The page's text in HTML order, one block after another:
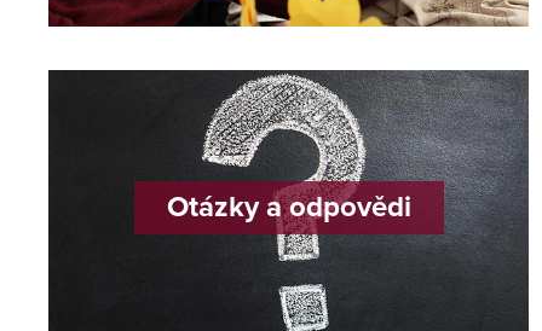
Otázky a odpovědi